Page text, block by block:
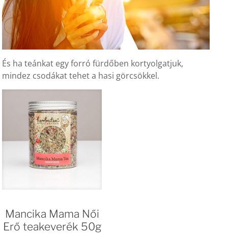
És ha teánkat egy forró fürdőben kortyolgatjuk,
mindez csodákat tehet a hasi görcsökkel.
Mancika Mama Női
Erő teakeverék 50g